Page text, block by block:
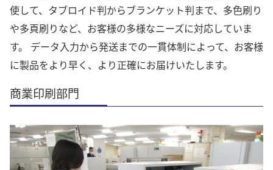
使して、タブロイド判からブランケット判まで、多色刷り
や多頁刷りなど、お客様の多様なニーズに対応していま
す。 データ入力から発送までの一貫体制によって、お客様
に製品をより早く、より正確にお届けいたします。
商業印刷部門